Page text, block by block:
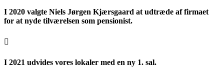
I 2020 valgte Niels Jørgen Kjærsgaard at udtræde af firmaet
for at nyde tilværelsen som pensionist.

I 2021 udvides vores lokaler med en ny 1. sal.